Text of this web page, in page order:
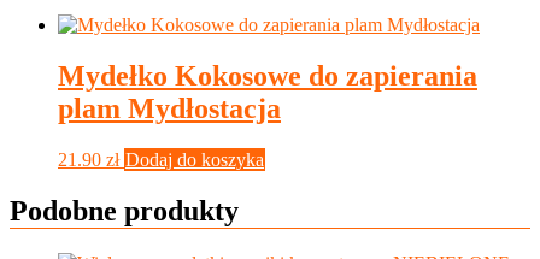
Mydełko Kokosowe do zapierania
plam Mydłostacja
21.90 zł Dodaj do koszyka
Podobne produkty